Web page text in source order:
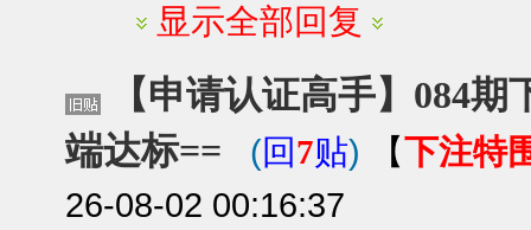
显示全部回复
【申请认证高手】084
端达标==
(回7贴) 【下注特
26-08-02 00:16:37